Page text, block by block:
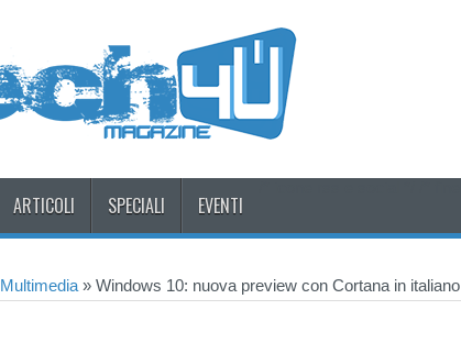
ARTICOLI SPECIALI EVENTI
Multimedia » Windows 10: nuova preview con Cortana in italiano